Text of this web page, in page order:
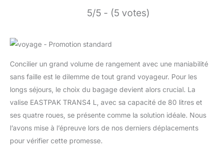
5/5 - (5 votes)
Concilier un grand volume de rangement avec une maniabilité
sans faille est le dilemme de tout grand voyageur. Pour les
longs séjours, le choix du bagage devient alors crucial. La
valise EASTPAK TRANS4 L, avec sa capacité de 80 litres et
ses quatre roues, se présente comme la solution idéale. Nous
l’avons mise à l’épreuve lors de nos derniers déplacements
pour vérifier cette promesse.